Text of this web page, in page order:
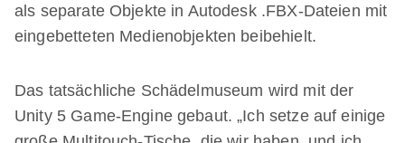
als separate Objekte in Autodesk .FBX-Dateien mit
eingebetteten Medienobjekten beibehielt.
Das tatsächliche Schädelmuseum wird mit der
Unity 5 Game-Engine gebaut. „Ich setze auf einige